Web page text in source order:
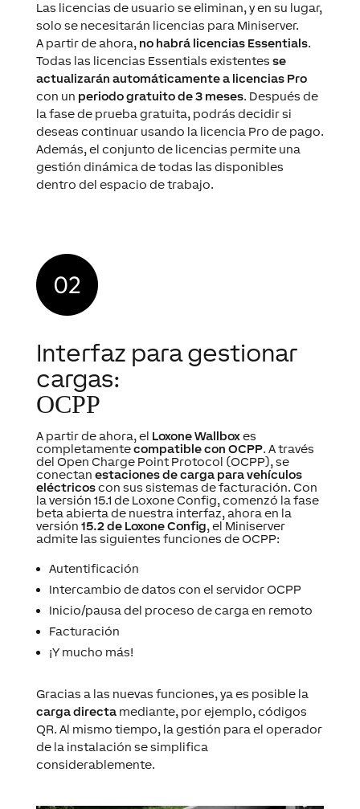
Las licencias de usuario se eliminan, y en su lugar,
solo se necesitarán licencias para Miniserver.
A partir de ahora, no habrá licencias Essentials.
Todas las licencias Essentials existentes se
actualizarán automáticamente a licencias Pro
con un periodo gratuito de 3 meses. Después de
la fase de prueba gratuita, podrás decidir si
deseas continuar usando la licencia Pro de pago.
Además, el conjunto de licencias permite una
gestión dinámica de todas las disponibles
dentro del espacio de trabajo.
Interfaz para gestionar
cargas:
OCPP
A partir de ahora, el Loxone Wallboxes
completamentecompatible con OCPP. A través
del Open Charge Point Protocol (OCPP), se
conectan estaciones de carga para vehículos
eléctricoscon sus sistemas de facturación. Con
la versión 15.1 de Loxone Config, comenzó la fase
beta abierta de nuestra interfaz, ahora en la
versión 15.2 de Loxone Config, el Miniserver
admite las siguientes funciones de OCPP:
Autentificación
Intercambio de datos con el servidor OCPP
Inicio/pausa del proceso de carga en remoto
Facturación
¡Y mucho más!
Gracias a las nuevas funciones, ya es posible la
carga directamediante, por ejemplo, códigos
QR. Al mismo tiempo, la gestión para el operador
de la instalación se simplifica
considerablemente.